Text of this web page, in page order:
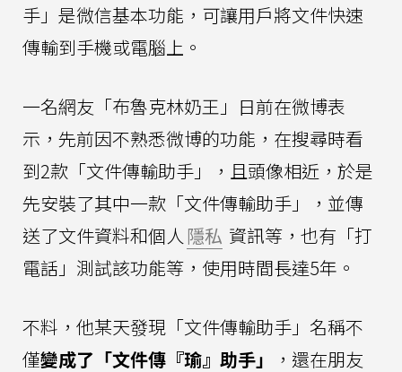
手」是微信基本功能，可讓用戶將文件快速
傳輸到手機或電腦上。
一名網友「布魯克林奶王」日前在微博表
示，先前因不熟悉微博的功能，在搜尋時看
到2款「文件傳輸助手」，且頭像相近，於是
先安裝了其中一款「文件傳輸助手」，並傳
送了文件資料和個人 隱私 資訊等，也有「打
電話」測試該功能等，使用時間長達5年。
不料，他某天發現「文件傳輸助手」名稱不
僅變成了「文件傳『瑜』助手」
，還在朋友